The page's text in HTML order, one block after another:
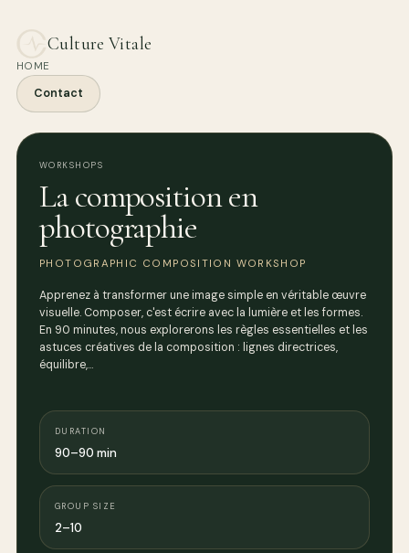
Culture Vitale
HOME
Contact
WORKSHOPS
La composition en
photographie
PHOTOGRAPHIC COMPOSITION WORKSHOP
Apprenez à transformer une image simple en véritable œuvre
visuelle. Composer, c'est écrire avec la lumière et les formes.
En 90 minutes, nous explorerons les règles essentielles et les
astuces créatives de la composition : lignes directrices,
équilibre,…
DURATION
90–90 min
GROUP SIZE
2–10